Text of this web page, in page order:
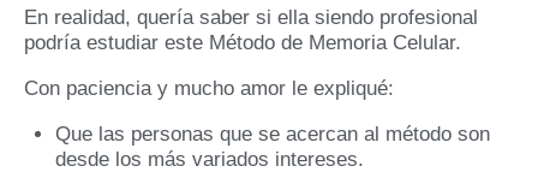
En realidad, quería saber si ella siendo profesional
podría estudiar este Método de Memoria Celular.
Con paciencia y mucho amor le expliqué:
Que las personas que se acercan al método son
desde los más variados intereses.